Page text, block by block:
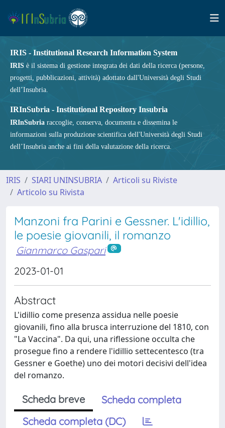
IRIS - Institutional Research Information System
IRIS è il sistema di gestione integrata dei dati della ricerca (persone,
progetti, pubblicazioni, attività) adottato dall'Università degli Studi
dell’Insubria.
IRInSubria - Institutional Repository Insubria
IRInSubria raccoglie, conserva, documenta e dissemina le
informazioni sulla produzione scientifica dell'Università degli Studi
dell’Insubria anche ai fini della valutazione della ricerca.
IRIS SIARI UNINSUBRIA
Articoli su Riviste
Articolo su Rivista
Manzoni fra Parini e Gessner. L'idillio,
le poesie giovanili, il romanzo
Gianmarco Gaspari
2023-01-01
Abstract
L'idillio come presenza assidua nelle poesie
giovanili, fino alla brusca interruzione del 1810, con
"La Vaccina". Da qui, una riflessione occulta che
prosegue fino a rendere l'idillio settecentesco (tra
Gessner e Goethe) uno dei motori decisivi dell'idea
del romanzo.
Scheda breve
Scheda completa
Scheda completa (DC)